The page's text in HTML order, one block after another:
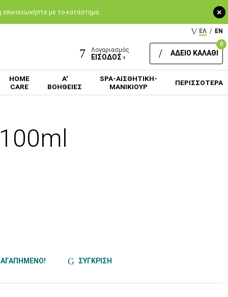
+
επικοινωνήστε με το κατάστημα.
ΕΛ / EN
Λογαριασμός
ΕΙΣΟΔΟΣ ›
0
ΑΔΕΙΟ ΚΑΛΑΘΙ
HOME
CARE
Α'
ΒΟΗΘΕΙΕΣ
SPA-ΑΙΣΘΗΤΙΚΗ-
ΜΑΝΙΚΙΟΥΡ
ΠΕΡΙΣΣΟΤΕΡΑ
ΣΥΓΚΡΙΣΗ